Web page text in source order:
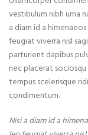
vestibulum nibh urna
a diam id a
feugiat viverra nisl
parturient dapibus
nec placerat
tempus scelerisque
condimentum.
Nisi a diam id a